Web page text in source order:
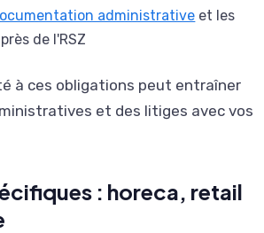
administrative et les
de l'RSZ
à ces obligations peut entraîner
et des litiges avec vos
: horeca, retail